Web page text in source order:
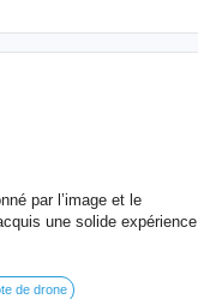
par l’image et le
une solide expérience
de drone